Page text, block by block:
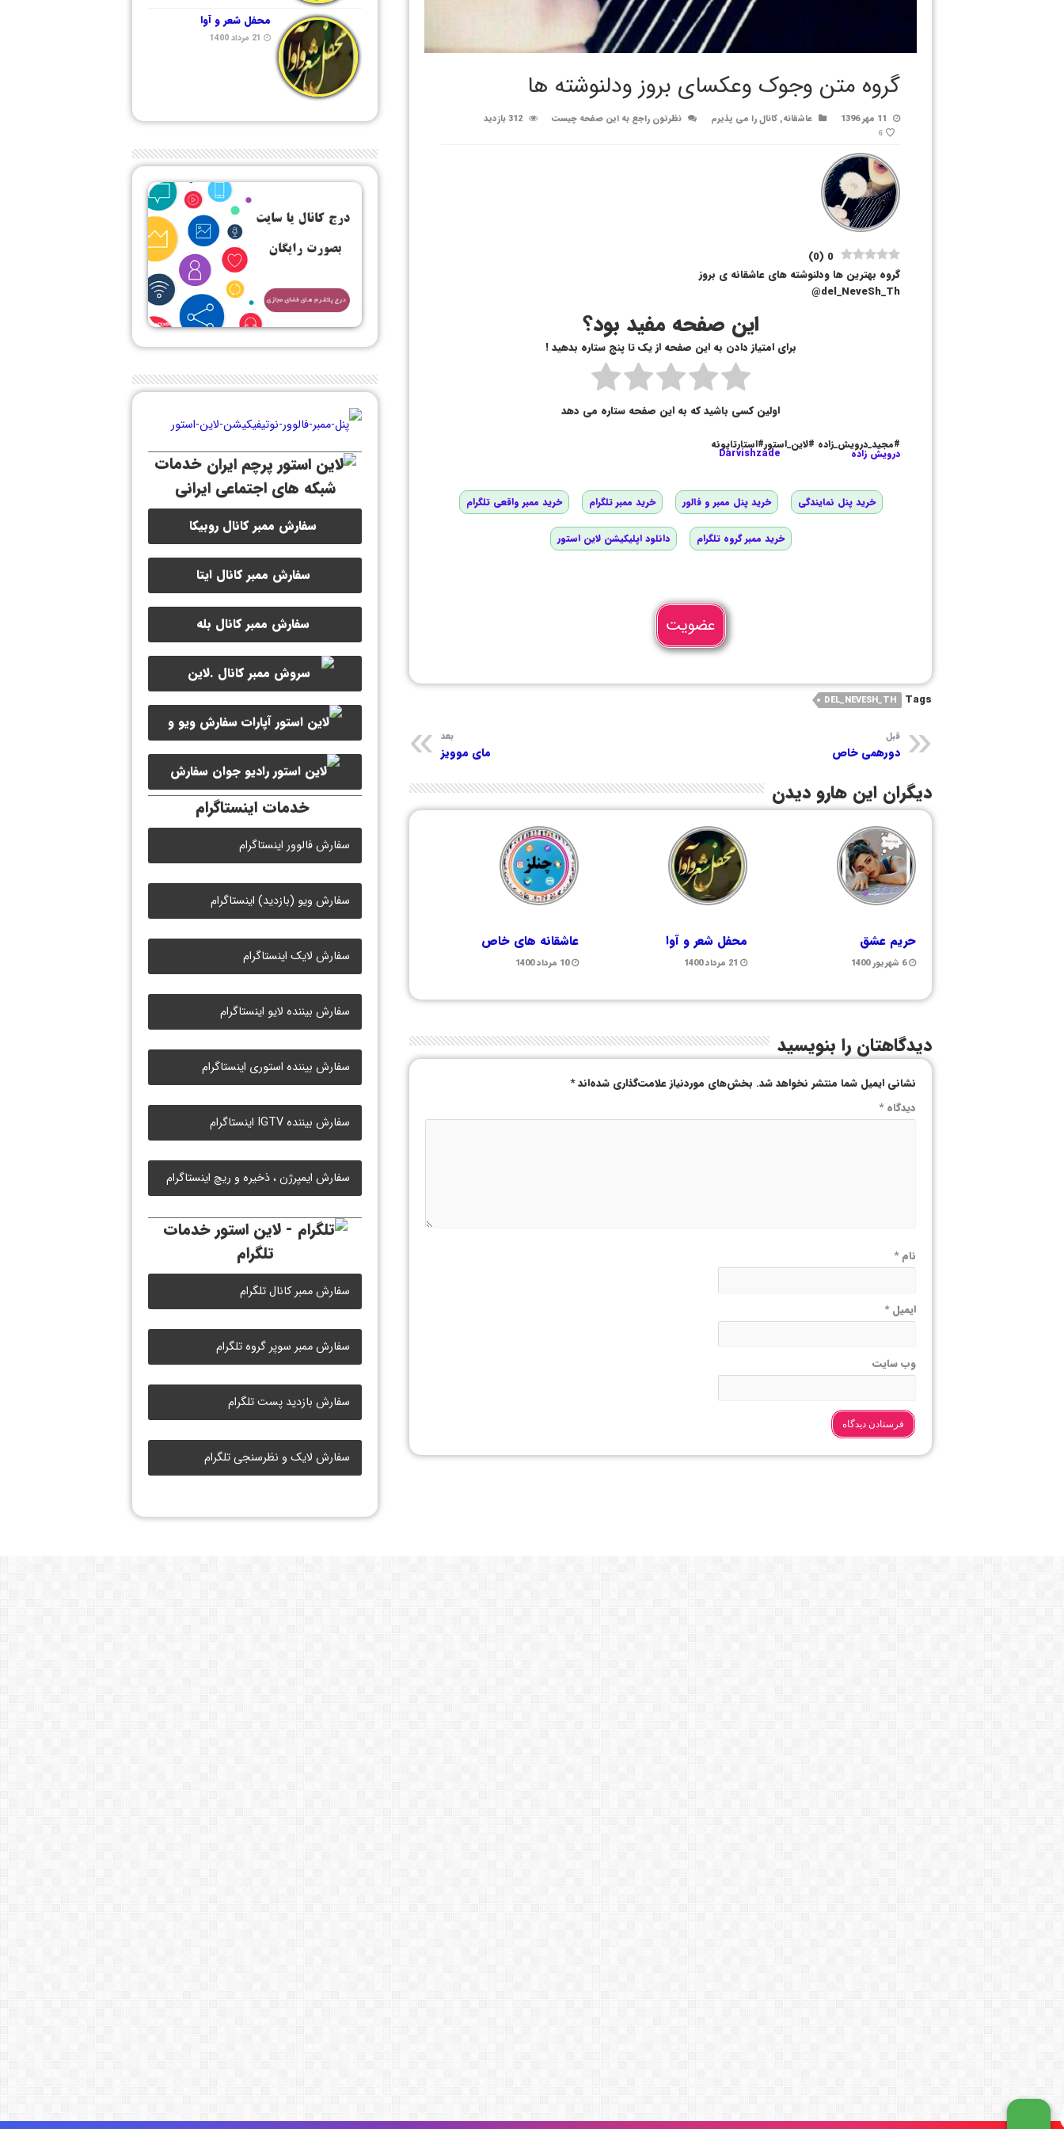
گروه متن وجوک وعکسای بروز ودلنوشته ها
11 مهر 1396 عاشقانه,کانال را می پذیرم نظرتون راجع به این صفحه چیست 312 بازدید
6
0
(
0
)
گروه بهترین ها ودلنوشته های عاشقانه ی بروز
del_NeveSh_Th@
این صفحه مفید بود؟
برای امتیاز دادن به این صفحه از یک تا پنج ستاره بدهید !
اولین کسی باشید که به این صفحه ستاره می دهد
#مجید_درویش_زاده #لاین_استور#استارتاپونه
درویش زاده Darvishzade
خرید پنل نمایندگی خرید پنل ممبر و فالور خرید ممبر تلگرام خرید ممبر واقعی تلگرام
خرید ممبر گروه تلگرام دانلود اپلیکیشن لاین استور
عضویت
Tags
DEL_NEVESH_TH
قبل
دورهمی خاص
بعد
مای موویز
دیگران این هارو دیدن
حریم عشق
6 شهریور 1400
محفل شعر و آوا
21 مرداد 1400
عاشقانه های خاص
10 مرداد 1400
دیدگاهتان را بنویسید
نشانی ایمیل شما منتشر نخواهد شد. بخش‌های موردنیاز علامت‌گذاری شده‌اند*
دیدگاه*
نام*
ایمیل*
وب‌ سایت
محفل شعر و آوا
21 مرداد 1400
خدمات
شبکه های اجتماعی ایرانی
سفارش ممبر کانال روبیکا
سفارش ممبر کانال ایتا
سفارش ممبر کانال بله
سفارش ممبر کانال سروش
سفارش ویو و
لایک ویدیو آپارات
سفارش
لایک رادیو جوان
خدمات اینستاگرام
سفارش فالوور اینستاگرام
سفارش ویو (بازدید) اینستاگرام
سفارش لایک اینستاگرام
سفارش بیننده لایو اینستاگرام
سفارش بیننده استوری اینستاگرام
سفارش بیننده IGTV اینستاگرام
سفارش ایمپرژن ، ذخیره و ریچ اینستاگرام
خدمات
تلگرام
سفارش ممبر کانال تلگرام
سفارش ممبر سوپر گروه تلگرام
سفارش بازدید پست تلگرام
سفارش لایک و نظرسنجی تلگرام